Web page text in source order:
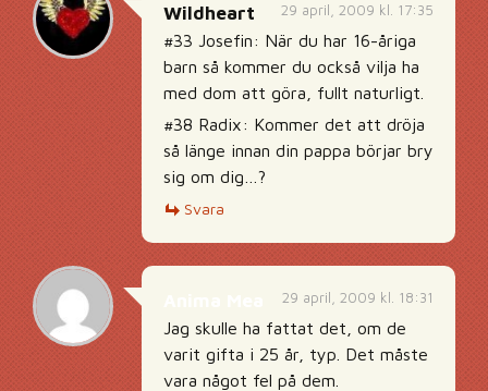
29 april, 2009 kl. 17:35
Wildheart
#33 Josefin: När du har 16-åriga
barn så kommer du också vilja ha
med dom att göra, fullt naturligt.
#38 Radix: Kommer det att dröja
så länge innan din pappa börjar bry
sig om dig…?
Svara
29 april, 2009 kl. 18:31
Jag skulle ha fattat det, om de
varit gifta i 25 år, typ. Det måste
vara något fel på dem.